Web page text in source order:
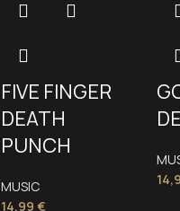
FIVE FINGER
DEATH
PUNCH
MUSIC
14,99 €